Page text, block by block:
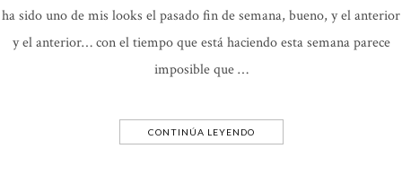
ha sido uno de mis looks el pasado fin de semana, bueno, y el anterior
y el anterior… con el tiempo que está haciendo esta semana parece
imposible que …
CONTINÚA LEYENDO